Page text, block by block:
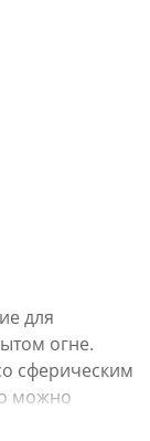
для
огне.
сферическим
можно